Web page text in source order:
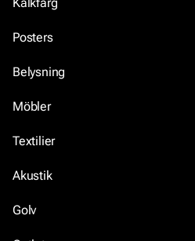
Posters
Belysning
Möbler
Textilier
Akustik
Golv